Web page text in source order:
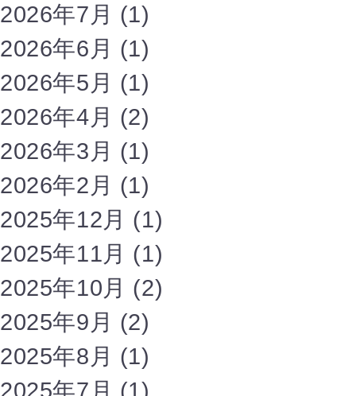
2026年7月 (1)
2026年6月 (1)
2026年5月 (1)
2026年4月 (2)
2026年3月 (1)
2026年2月 (1)
2025年12月 (1)
2025年11月 (1)
2025年10月 (2)
2025年9月 (2)
2025年8月 (1)
2025年7月 (1)